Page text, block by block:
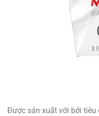
Được sản xuất với bởi tiêu